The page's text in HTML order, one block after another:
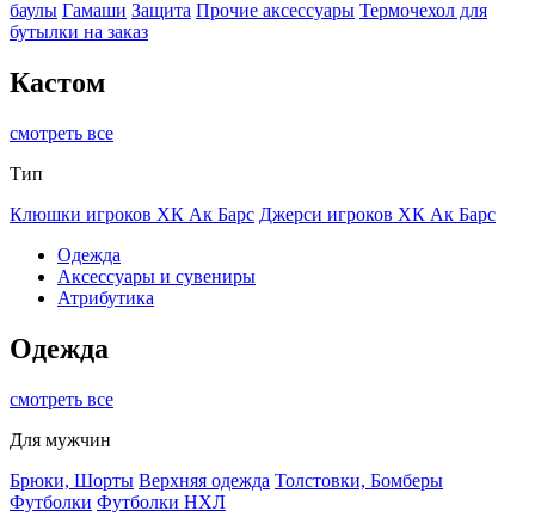
баулы Гамаши Защита Прочие аксессуары Термочехол для
бутылки на заказ
Кастом
смотреть все
Тип
Клюшки игроков ХК Ак Барс Джерси игроков ХК Ак Барс
Одежда
Аксессуары и сувениры
Атрибутика
Одежда
смотреть все
Для мужчин
Брюки, Шорты Верхняя одежда Толстовки, Бомберы
Футболки Футболки НХЛ